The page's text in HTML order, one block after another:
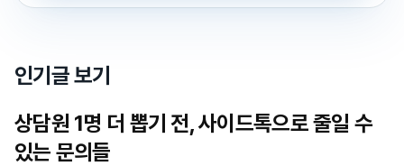
인기글 보기
상담원 1명 더 뽑기 전, 사이드톡으로 줄일 수
있는 문의들